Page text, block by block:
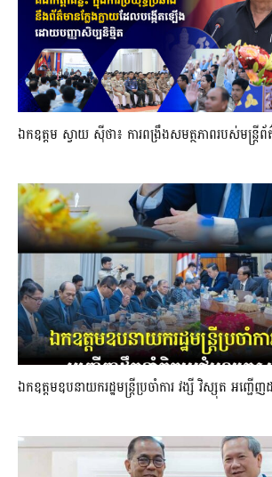
ឯកឧត្តម ស្វាយ ស៊ីថា៖ ការពង្រឹងសមត្ថភាពរបស់មន្ត្រីព័
ឯកឧត្តមឧបនាយករដ្ឋមន្រ្តីប្រចាំការ វង្សី វិស្សុត អញ្ជើ